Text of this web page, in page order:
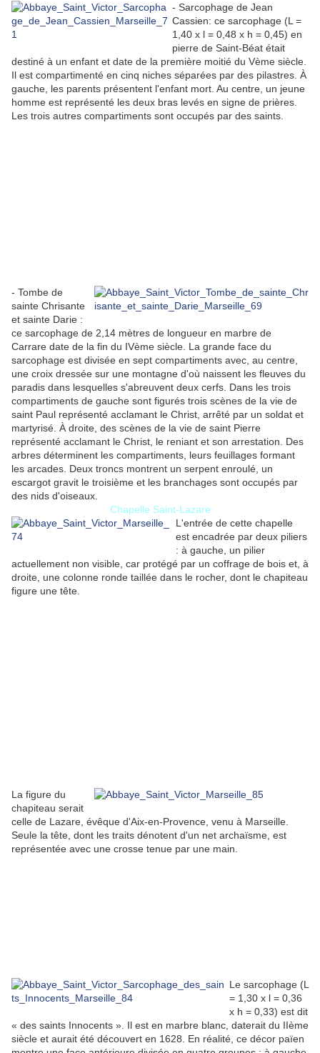
- Sarcophage de Jean
Cassien: ce sarcophage (L =
1,40 x l = 0,48 x h = 0,45) en
pierre de Saint-Béat était
destiné à un enfant et date de la première moitié du Vème siècle.
Il est compartimenté en cinq niches séparées par des pilastres. À
gauche, les parents présentent l'enfant mort. Au centre, un jeune
homme est représenté les deux bras levés en signe de prières.
Les trois autres compartiments sont occupés par des saints.
- Tombe de
sainte Chrisante
et sainte Darie :
ce sarcophage de 2,14 mètres de longueur en marbre de
Carrare date de la fin du IVème siècle. La grande face du
sarcophage est divisée en sept compartiments avec, au centre,
une croix dressée sur une montagne d'où naissent les fleuves du
paradis dans lesquelles s'abreuvent deux cerfs. Dans les trois
compartiments de gauche sont figurés trois scènes de la vie de
saint Paul représenté acclamant le Christ, arrêté par un soldat et
martyrisé. À droite, des scènes de la vie de saint Pierre
représenté acclamant le Christ, le reniant et son arrestation. Des
arbres déterminent les compartiments, leurs feuillages formant
les arcades. Deux troncs montrent un serpent enroulé, un
escargot gravit le troisième et les branchages sont occupés par
des nids d'oiseaux.
Chapelle Saint-Lazare
L'entrée de cette chapelle
est encadrée par deux piliers
: à gauche, un pilier
actuellement non visible, car protégé par un coffrage de bois et, à
droite, une colonne ronde taillée dans le rocher, dont le chapiteau
figure une tête.
La figure du
chapiteau serait
celle de Lazare, évêque d'Aix-en-Provence, venu à Marseille.
Seule la tête, dont les traits dénotent d'un net archaïsme, est
représentée avec une crosse tenue par une main.
Le sarcophage (L
= 1,30 x l = 0,36
x h = 0,33) est dit
« des saints Innocents ». Il est en marbre blanc, daterait du IIème
siècle et aurait été découvert en 1628. En réalité, ce décor païen